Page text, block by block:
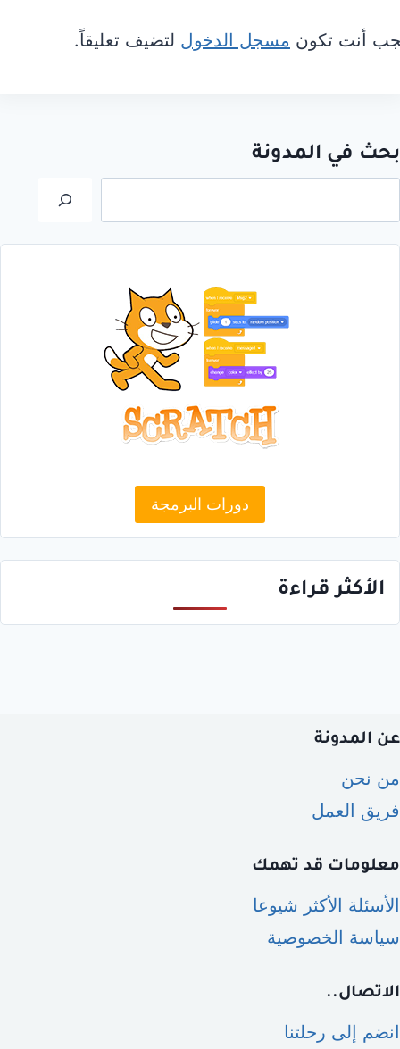
أنت تكون مسجل الدخول لتضيف تعليقاً.
بحث في المدونة
دورات البرمجة
الأكثر قراءة
عن المدونة
من نحن
فريق العمل
معلومات قد تهمك
الأسئلة الأكثر شيوعا
سياسة الخصوصية
الاتصال..
انضم إلى رحلتنا